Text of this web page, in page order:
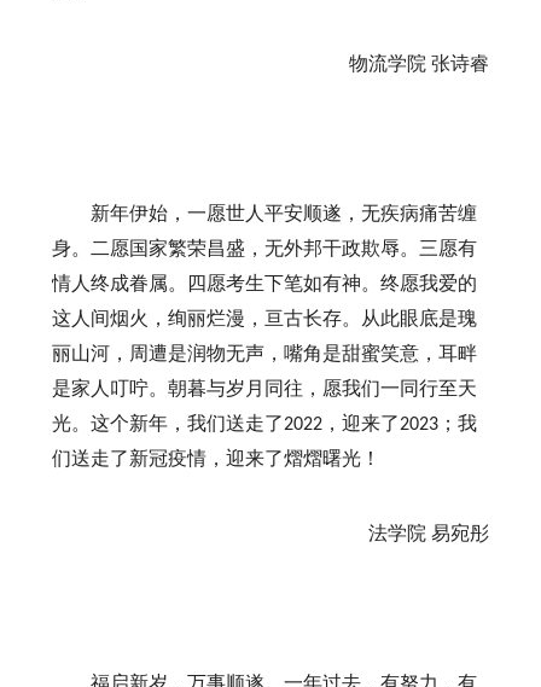
物流学院 张诗睿
新年伊始，一愿世人平安顺遂，无疾病痛苦缠
身。二愿国家繁荣昌盛，无外邦干政欺辱。三愿有
情人终成眷属。四愿考生下笔如有神。终愿我爱的
这人间烟火，绚丽烂漫，亘古长存。从此眼底是瑰
丽山河，周遭是润物无声，嘴角是甜蜜笑意，耳畔
是家人叮咛。朝暮与岁月同往，愿我们一同行至天
光。这个新年，我们送走了2022 ，迎来了2023 ；我
们送走了新冠疫情，迎来了熠熠曙光！
法学院 易宛彤
福启新岁，万事顺遂。一年过去，有努力，有